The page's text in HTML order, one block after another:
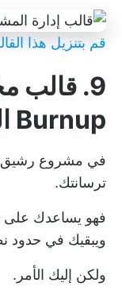
قم بتنزيل هذا
Burnup البياني
في مشروع رشيق
ترسانتك.
فهو يساعدك على
ويبقيك في حدود
ولكن إليك الأمر.